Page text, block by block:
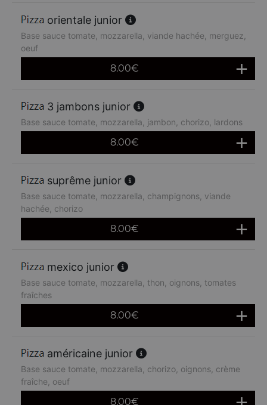
orientale junior
Base sauce tomate, mozzarella, viande hachée, merguez,
oeuf
8.00€
3 jambons junior
Base sauce tomate, mozzarella, jambon, chorizo, lardons
8.00€
suprême junior
Base sauce tomate, mozzarella, champignons, viande
hachée, chorizo
8.00€
mexico junior
Base sauce tomate, mozzarella, thon, oignons, tomates
fraîches
8.00€
américaine junior
Base sauce tomate, mozzarella, chorizo, oignons, crème
fraîche, oeuf
8.00€